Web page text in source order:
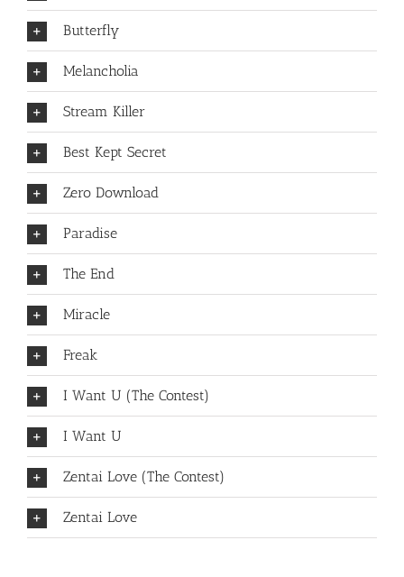
Butterfly
Melancholia
Stream Killer
Best Kept Secret
Zero Download
Paradise
The End
Miracle
Freak
I Want U (The Contest)
I Want U
Zentai Love (The Contest)
Zentai Love